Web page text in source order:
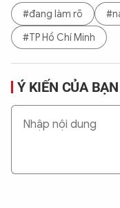
#đang làm rõ
#TP Hồ Chí Minh
Ý KIẾN CỦA BẠN